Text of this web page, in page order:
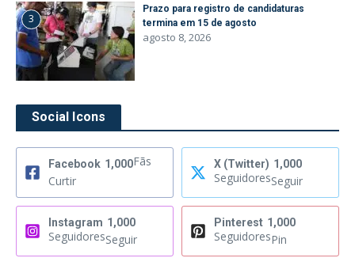
3
Prazo para registro de candidaturas
termina em 15 de agosto
agosto 8, 2026
Social Icons
Facebook 1,000Fãs
Curtir
X (Twitter) 1,000
SeguidoresSeguir
Instagram 1,000
SeguidoresSeguir
Pinterest 1,000
SeguidoresPin